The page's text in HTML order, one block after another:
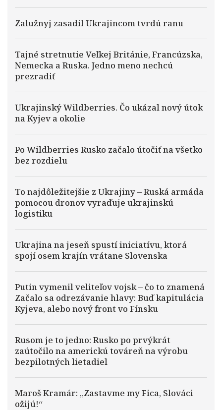
Zalužnyj zasadil Ukrajincom tvrdú ranu
Tajné stretnutie Veľkej Británie, Francúzska,
Nemecka a Ruska. Jedno meno nechcú
prezradiť
Ukrajinský Wildberries. Čo ukázal nový útok
na Kyjev a okolie
Po Wildberries Rusko začalo útočiť na všetko
bez rozdielu
To najdôležitejšie z Ukrajiny – Ruská armáda
pomocou dronov vyraďuje ukrajinskú
logistiku
Ukrajina na jeseň spustí iniciatívu, ktorá
spojí osem krajín vrátane Slovenska
Putin vymenil veliteľov vojsk – čo to znamená
Začalo sa odrezávanie hlavy: Buď kapitulácia
Kyjeva, alebo nový front vo Fínsku
Rusom je to jedno: Rusko po prvýkrát
zaútočilo na americkú továreň na výrobu
bezpilotných lietadiel
Maroš Kramár: „Zastavme my Fica, Slováci
ožijú!“